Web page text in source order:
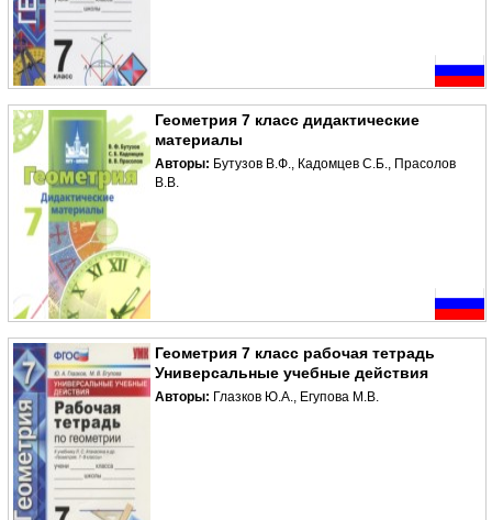
Геометрия 7 класс дидактические
материалы
Авторы: Бутузов В.Ф., Кадомцев С.Б., Прасолов
В.В.
Геометрия 7 класс рабочая тетрадь
Универсальные учебные действия
Авторы: Глазков Ю.А., Егупова М.В.